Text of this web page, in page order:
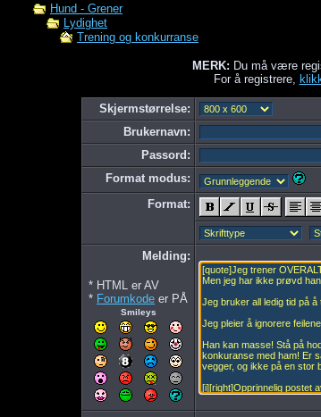
Hund - Grener
Lydighet
Trening og konkurranse
MERK: Du må være
For å registrere,
Skjermstørrelse:
Brukernavn:
Passord:
Format modus:
Format:
Melding:
* HTML er AV
* Forumkode er PÅ
Smileys